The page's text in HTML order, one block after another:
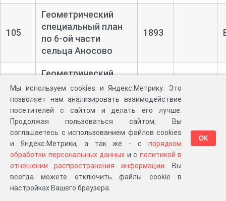
105
Геометрический
специальный план
по 6-ой части
сельца Аносово
1893
106
Геометрический
специальный план
по 7-ой части
сельца Аносово
1893
107
Геометрический
специальный план
по 8-ой части
сельца Аносово
1893
Геометрический
Мы используем cookies и Яндекс.Метрику. Это
позволяет нам анализировать взаимодействие
посетителей с сайтом и делать его лучше.
Продолжая пользоваться сайтом, Вы
соглашаетесь с использованием файлов cookies
и Яндекс.Метрики, а так же - с порядком
обработки персональных данных и с политикой в
отношении распространения информации . Вы
всегда можете отключить файлы cookie в
настройках Вашего браузера.
ОК